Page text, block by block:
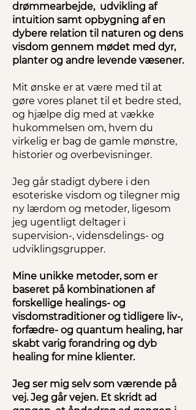
drømmearbejde, udvikling af
intuition samt opbygning af en
dybere relation til naturen og dens
visdom gennem mødet med dyr,
planter og andre levende væsener.
Mit ønske er at være med til at
gøre vores planet til et bedre sted,
og hjælpe dig med at vække
hukommelsen om, hvem du
virkelig er bag de gamle mønstre,
historier og overbevisninger.
Jeg går stadigt dybere i den
esoteriske visdom og tilegner mig
ny lærdom og metoder, ligesom
jeg ugentligt deltager i
supervision-, vidensdelings- og
udviklingsgrupper.
Mine unikke metoder, som er
baseret på kombinationen af
forskellige healings- og
visdomstraditioner og tidligere liv-,
forfædre- og quantum healing, har
skabt varig forandring og dyb
healing for mine klienter.
Jeg ser mig selv som værende på
vej. Jeg går vejen. Et skridt ad